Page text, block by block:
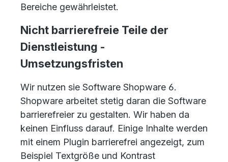
Bereiche gewährleistet.
Nicht barrierefreie Teile der
Dienstleistung -
Umsetzungsfristen
Wir nutzen sie Software Shopware 6.
Shopware arbeitet stetig daran die Software
barrierefreier zu gestalten. Wir haben da
keinen Einfluss darauf. Einige Inhalte werden
mit einem Plugin barrierefrei angezeigt, zum
Beispiel Textgröße und Kontrast